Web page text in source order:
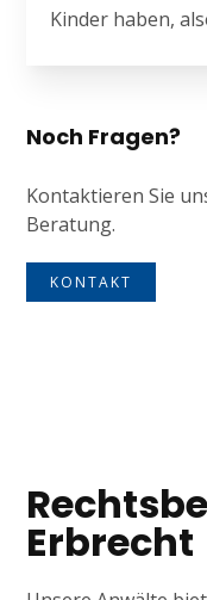
Kinder haben,
Noch Fragen?
Kontaktieren Sie
Beratung.
KONTAKT
Erbrecht